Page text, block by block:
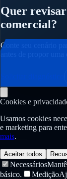
Quer revisar
comercial?
Conte seu cenário
Cookies e
Usamos cookies
e marketing para
mais.
Aceitar todos
Necessários
básico.
Medição